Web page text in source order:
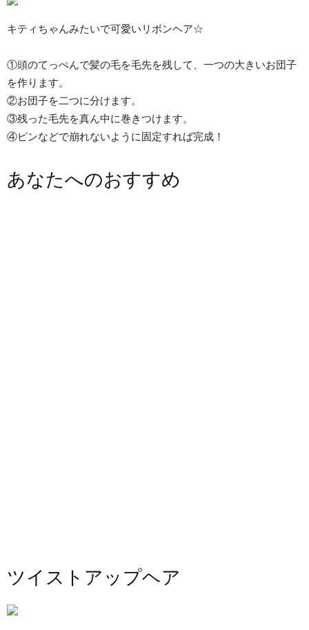
キティちゃんみたいで可愛いリボンヘア☆
①頭のてっぺんで髪の毛を毛先を残して、一つの大きいお団子
を作ります。
②お団子を二つに分けます。
③残った毛先を真ん中に巻きつけます。
④ピンなどで崩れないように固定すれば完成！
あなたへのおすすめ
ツイストアップヘア